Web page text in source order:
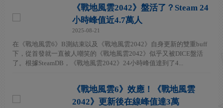
《戰地風雲2042》盤活了？Steam 24
小時峰值近4.7萬人
2025-08-21
在《戰地風雲6》B測結束以及《戰地風雲2042》自身更新的雙重buff
下，從首發就一直被人嘲笑的《戰地風雲2042》似乎又被DICE盤活
了。根據SteamDB，《戰地風雲2042》24小時峰值達到了4...
《戰地風雲6》效應！《戰地風雲
2042》更新後在線峰值達3萬